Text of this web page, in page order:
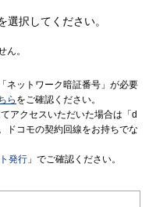
択してください。
ん。
ネットワーク暗証番号」が必要
ら をご確認ください。
アクセスいただいた場合は「d
ドコモの契約回線をお持ちでな
発行 」でご確認ください。